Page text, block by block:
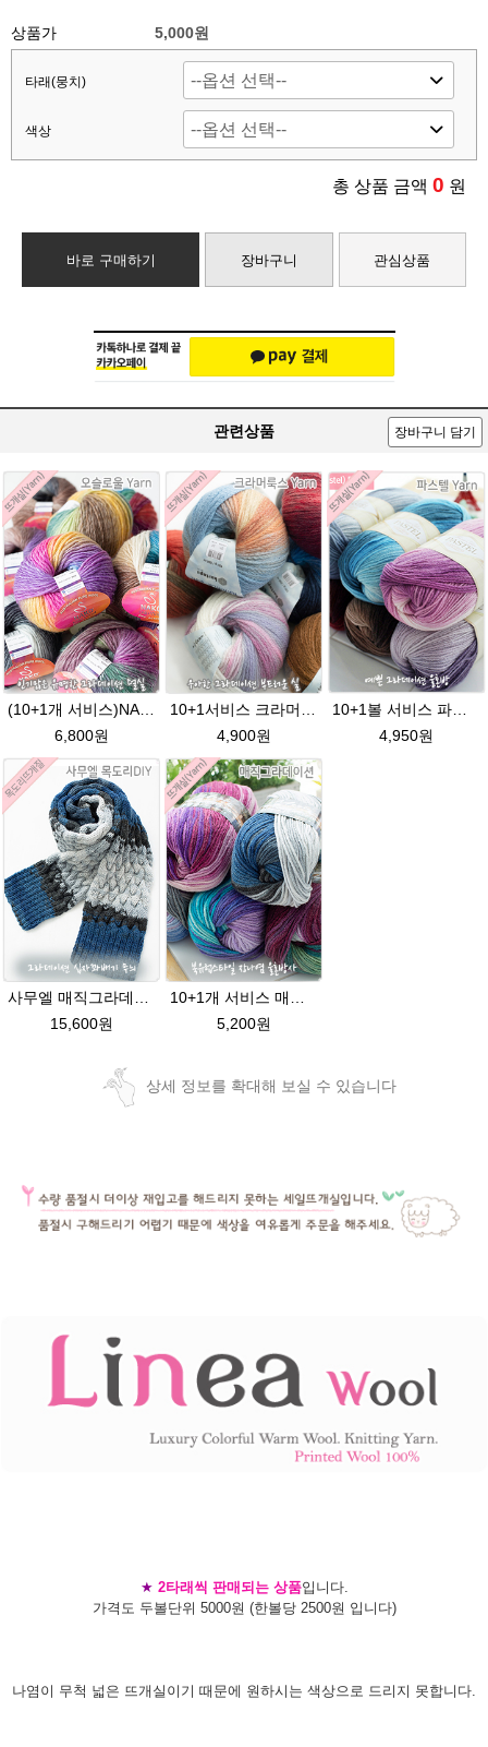
상품가 5,000원
타래(뭉치)
색상
총 상품 금액 0 원
바로 구매하기 장바구니 관심상품
관련상품 장바구니 담기
(10+1개 서비스)NAKO 오슬로울 그라데이션 털실 Oslo wool 뜨개실 나코오슬로울실
6,800원
10+1서비스 크라머룩스 털실/부드러운 나염뜨개실 목도리뜨개질 수입 그라데이션털실
4,900원
10+1볼 서비스 파스텔(Pastel) 뜨개질 그라데이션 털실 나염뜨개실
4,950원
15,600원
5,200원
상세 정보를 확대해 보실 수 있습니다
★ 2타래씩 판매되는 상품입니다.
가격도 두볼단위 5000원 (한볼당 2500원 입니다)
나염이 무척 넓은 뜨개실이기 때문에 원하시는 색상으로 드리지 못합니다.